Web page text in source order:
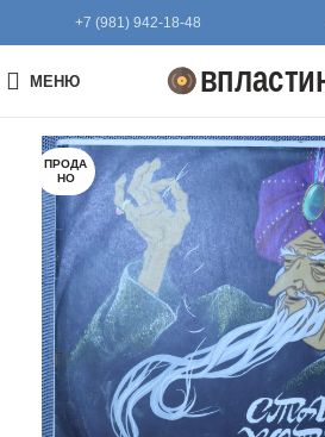
+7 (981) 942-18-48
МЕНЮ
ПРОДА
НО